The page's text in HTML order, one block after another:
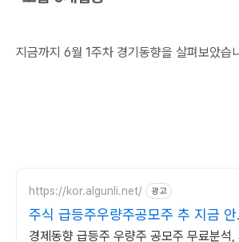
지금까지 6월 1주차 경기동향을 살펴보았습
https://kor.algunli.net/ 광고
주식 급등주우량주공모주 추 지금 안
면 늦어요
경제동향 급등주 우량주 공모주 무료분석,